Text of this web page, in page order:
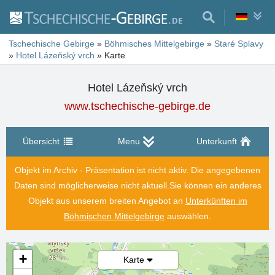
Tschechische Gebirge » Böhmisches Mittelgebirge » Staré Splavy
» Hotel Lázeňský vrch » Karte
Hotel Lázeňský vrch
www.tschechische-gebirge.de
Übersicht Menu Unterkunft
Objekt im Archiv - Präsentation ist nicht aktiv. Die angegebenen
Daten sind möglicherweise nicht aktuell. Sie können ein anderes
Objekt aus unserem breiten Angebot an Unterkünften im
Böhmischen Mittelgebirge auswählen.
Karte
+